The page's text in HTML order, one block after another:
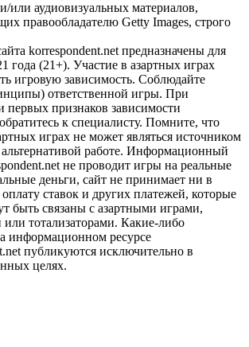
или аудиовизуальных материалов,
правообладателю Getty Images, строго
korrespondent.net предназначены для
года (21+). Участие в азартных играх
игровую зависимость. Соблюдайте
ответственной игры. При
первых признаков зависимости
к специалисту. Помните, что
играх не может являться источником
работе. Информационный
не проводит игры на реальные
деньги, сайт не принимает ни в
ставок и других платежей, которые
быть связаны с азартными играми,
или тотализаторами. Какие-либо
информационном ресурсе
публикуются исключительно в
целях.